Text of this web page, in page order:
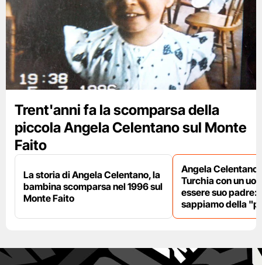
Trent'anni fa la scomparsa della
piccola Angela Celentano sul Monte
Faito
La storia di Angela Celentano, la
bambina scomparsa nel 1996 sul
Monte Faito
Angela Celentano
Turchia con un
essere suo padre:
sappiamo della